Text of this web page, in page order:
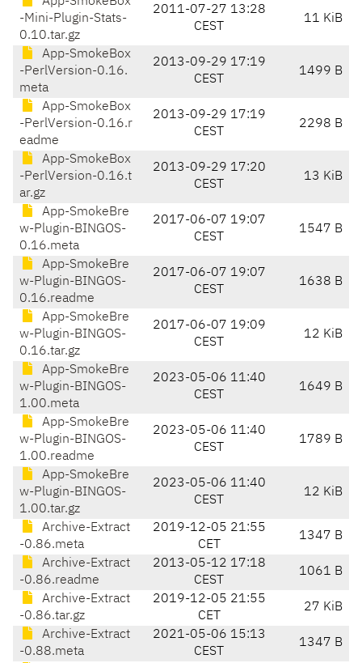
-Mini-Plugin-Stats-
0.10.tar.gz
2011-07-27 13:28
CEST
11 KiB
App-SmokeBox
-PerlVersion-0.16.
meta
2013-09-29 17:19
CEST
1499 B
App-SmokeBox
-PerlVersion-0.16.r
eadme
2013-09-29 17:19
CEST
2298 B
App-SmokeBox
-PerlVersion-0.16.t
ar.gz
2013-09-29 17:20
CEST
13 KiB
App-SmokeBre
w-Plugin-BINGOS-
0.16.meta
2017-06-07 19:07
CEST
1547 B
App-SmokeBre
w-Plugin-BINGOS-
0.16.readme
2017-06-07 19:07
CEST
1638 B
App-SmokeBre
w-Plugin-BINGOS-
0.16.tar.gz
2017-06-07 19:09
CEST
12 KiB
App-SmokeBre
w-Plugin-BINGOS-
1.00.meta
2023-05-06 11:40
CEST
1649 B
App-SmokeBre
w-Plugin-BINGOS-
1.00.readme
2023-05-06 11:40
CEST
1789 B
App-SmokeBre
w-Plugin-BINGOS-
1.00.tar.gz
2023-05-06 11:40
CEST
12 KiB
Archive-Extract
-0.86.meta
2019-12-05 21:55
CET
1347 B
Archive-Extract
-0.86.readme
2013-05-12 17:18
CEST
1061 B
Archive-Extract
-0.86.tar.gz
2019-12-05 21:55
CET
27 KiB
Archive-Extract
-0.88.meta
2021-05-06 15:13
CEST
1347 B